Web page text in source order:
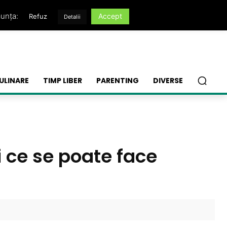
TIMP LIBER PARENTING DIVERSE
se poate face
Refuz Detalii Accept